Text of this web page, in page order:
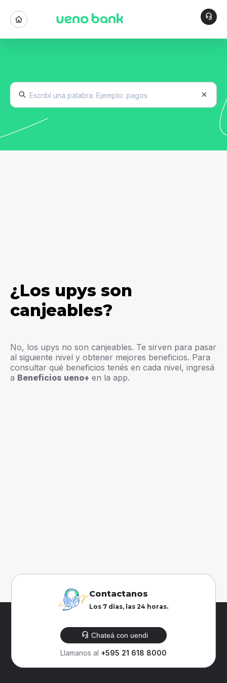
¿Los upys son
canjeables?
No, los upys no son canjeables. Te sirven para pasar
al siguiente nivel y obtener mejores beneficios. Para
consultar qué beneficios tenés en cada nivel, ingresá
a Beneficios ueno+ en la app.
Contactanos
Los 7 días, las 24 horas.
Chateá con uendi
Llamanos al +595 21 618 8000